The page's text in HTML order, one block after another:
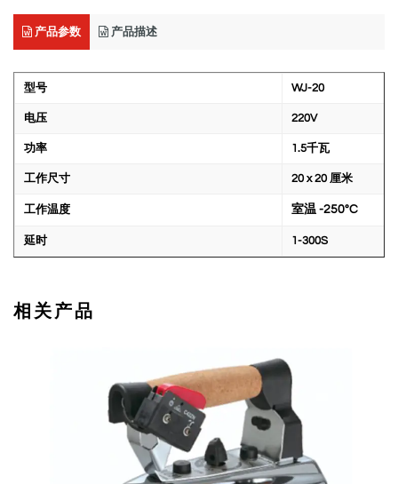
产品参数 产品描述
型号 WJ-20
电压 220V
功率 1.5千瓦
工作尺寸 20 x 20 厘米
工作温度 室温 -250°C
延时 1-300S
相关产品